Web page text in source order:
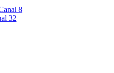
8
32